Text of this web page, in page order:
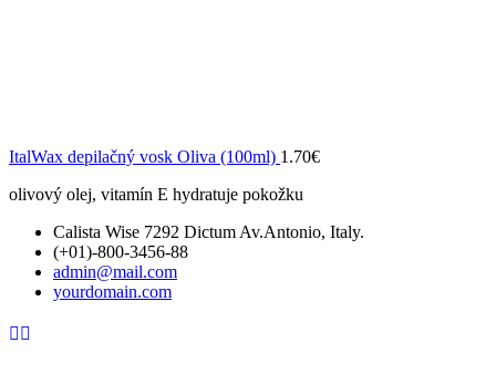
ItalWax depilačný vosk Oliva (100ml) 1.70€
olivový olej, vitamín E hydratuje pokožku
Calista Wise 7292 Dictum Av.Antonio, Italy.
(+01)-800-3456-88
admin@mail.com
yourdomain.com